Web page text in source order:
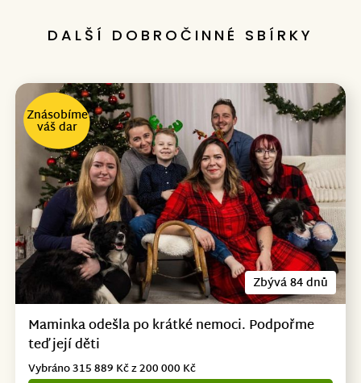
DALŠÍ DOBROČINNÉ SBÍRKY
Zbývá 84 dnů
Znásobíme
váš dar
Maminka odešla po krátké nemoci. Podpořme
teď její děti
Vybráno 315 889 Kč z 200 000 Kč